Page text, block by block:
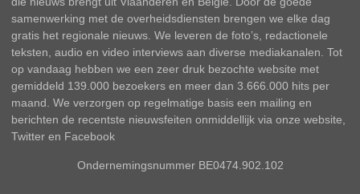
samenwerking met de overheidsdiensten brengen we elke dag
gratis het regionale nieuws. We leveren de foto’s, redactionele
teksten, audio en video interviews aan diverse mediakanalen. Tot
op vandaag hebben we een zeer druk bezochte website met
gemiddeld 139.000 bezoekers en meer dan 3.666.000 hits per
maand. We verzorgen op regelmatige basis een mailing en
berichten de recentste nieuwsfeiten onmiddellijk via onze website,
Twitter en Facebook
Ondernemingsnummer BE0474.902.102